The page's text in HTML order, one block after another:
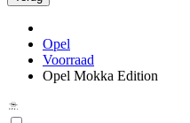
Opel
Voorraad
Opel Mokka Edition